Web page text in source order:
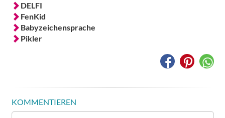
DELFI
FenKid
Babyzeichensprache
Pikler
KOMMENTIEREN